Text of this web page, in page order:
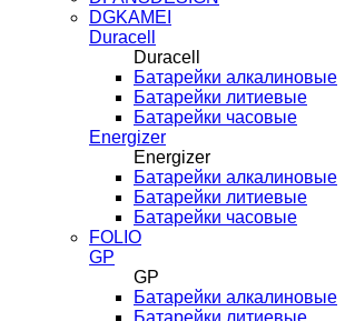
DGKAMEI
Duracell
Duracell
Батарейки алкалиновые
Батарейки литиевые
Батарейки часовые
Energizer
Energizer
Батарейки алкалиновые
Батарейки литиевые
Батарейки часовые
FOLIO
GP
GP
Батарейки алкалиновые
Батарейки литиевые